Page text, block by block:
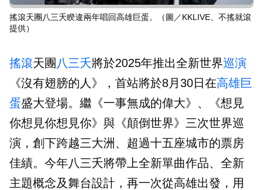
搖滾天團八三夭睽違兩年唱回高雄巨蛋。（圖／KKLIVE、不搖就滾
提供）
搖滾天團 八三夭將於2025年推出全新世界巡演
《沒有翅膀的人》，首站將於8月30日在高雄巨
蛋盛大登場。繼《一事無成的偉大》、《想見
你想見你想見你》與《顛倒世界》三次世界巡
演，創下跨越三大洲、超過十五座城市的票房
佳績。今年八三夭將帶上全新單曲作品、全新
主題概念及舞台設計，再一次從高雄出發，用